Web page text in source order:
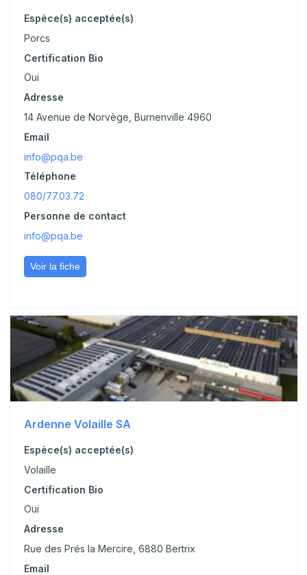
Espèce(s) acceptée(s)
Porcs
Certification Bio
Oui
Adresse
14 Avenue de Norvège, Burnenville 4960
Email
info@pqa.be
Téléphone
080/77.03.72
Personne de contact
info@pqa.be
Voir la fiche
Ardenne Volaille SA
Espèce(s) acceptée(s)
Volaille
Certification Bio
Oui
Adresse
Rue des Prés la Mercire, 6880 Bertrix
Email